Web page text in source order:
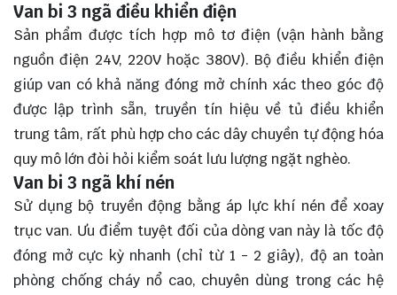
Van bi 3 ngã điều khiển điện
Sản phẩm được tích hợp mô tơ điện (vận hành bằng
nguồn điện 24V, 220V hoặc 380V). Bộ điều khiển điện
giúp van có khả năng đóng mở chính xác theo góc độ
được lập trình sẵn, truyền tín hiệu về tủ điều khiển
trung tâm, rất phù hợp cho các dây chuyền tự động hóa
quy mô lớn đòi hỏi kiểm soát lưu lượng ngặt nghèo.
Van bi 3 ngã khí nén
Sử dụng bộ truyền động bằng áp lực khí nén để xoay
trục van. Ưu điểm tuyệt đối của dòng van này là tốc độ
đóng mở cực kỳ nhanh (chỉ từ 1 - 2 giây), độ an toàn
phòng chống cháy nổ cao, chuyên dùng trong các hệ